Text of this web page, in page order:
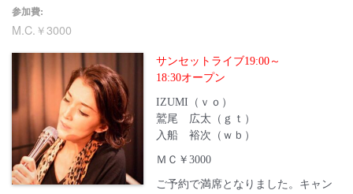
参加費:
M.C.￥3000
サンセットライブ19:00～
18:30オープン
IZUMI（ｖｏ）
鷲尾 広太（ｇｔ）
入船 裕次（ｗｂ）
ＭＣ￥3000
ご予約で満席となりました。キャン